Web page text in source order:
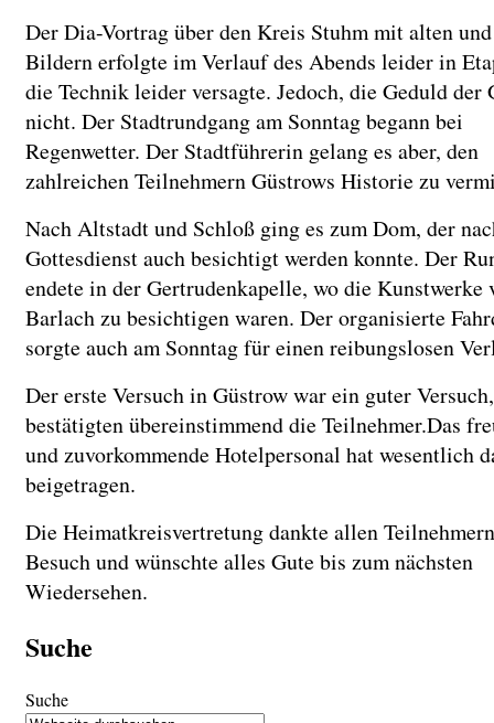
Der Dia-Vortrag über den Kreis Stuhm mit alten
Bildern erfolgte im Verlauf des Abends leider in
die Technik leider versagte. Jedoch, die Geduld der
nicht. Der Stadtrundgang am Sonntag begann bei
Regenwetter. Der Stadtführerin gelang es aber, den
zahlreichen Teilnehmern Güstrows Historie zu
Nach Altstadt und Schloß ging es zum Dom, der
Gottesdienst auch besichtigt werden konnte. Der
endete in der Gertrudenkapelle, wo die Kunstwerke
Barlach zu besichtigen waren. Der organisierte
sorgte auch am Sonntag für einen reibungslosen
Der erste Versuch in Güstrow war ein guter
bestätigten übereinstimmend die Teilnehmer.Das
und zuvorkommende Hotelpersonal hat wesentlich
beigetragen.
Die Heimatkreisvertretung dankte allen
Besuch und wünschte alles Gute bis zum nächsten
Wiedersehen.
Suche
Suche